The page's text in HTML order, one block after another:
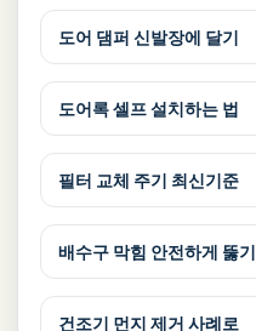
도어 댐퍼 신발장에 달기
도어록 셀프 설치하는 법
필터 교체 주기 최신기준
배수구 막힘 안전하게 뚫기
건조기 먼지 제거 사례로